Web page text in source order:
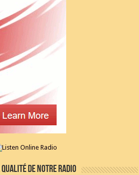
qualité de notre radio